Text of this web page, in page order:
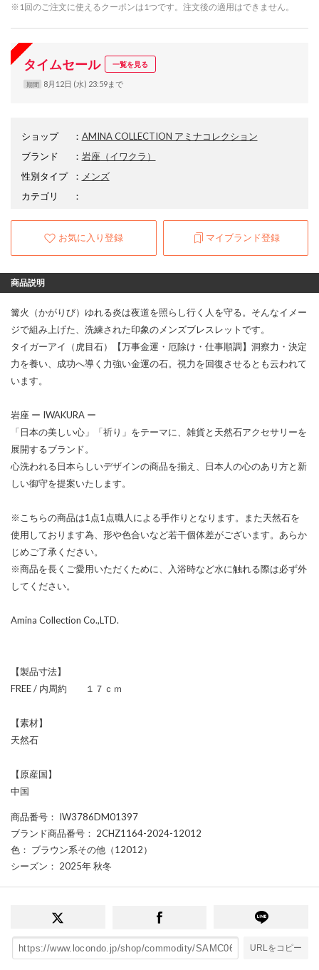
※1回のご注文に使えるクーポンは1つです。注文後の適用はできません。
タイムセール 一覧を見る
期間 8月12日 (水) 23:59まで
ショップ ： AMINA COLLECTION アミナコレクション
ブランド
： 岩座（イワクラ）
性別タイプ
： メンズ
カテゴリ
：
お気に入り登録 マイブランド登録
商品説明
篝火（かがりび）ゆれる炎は夜道を照らし行く人を守る。そんなイメー
ジで組み上げた、洗練された印象のメンズブレスレットです。
タイガーアイ（虎目石）【万事金運・厄除け・仕事順調】洞察力・決定
力を養い、成功へ導く力強い金運の石。視力を回復させるとも云われて
います。
岩座 ー IWAKURA ー
「日本の美しい心」「祈り」をテーマに、雑貨と天然石アクセサリーを
展開するブランド。
心洗われる日本らしいデザインの商品を揃え、日本人の心のあり方と新
しい御守を提案いたします。
※こちらの商品は1点1点職人による手作りとなります。また天然石を
使用しております為、形や色合いなど若干個体差がございます。あらか
じめご了承ください。
※商品を長くご愛用いただくために、入浴時など水に触れる際は必ず外
してください。
Amina Collection Co.,LTD.
【製品寸法】
FREE / 内周約 １７ｃｍ
【素材】
天然石
【原産国】
中国
商品番号 ： IW3786DM01397
ブランド商品番号 ： 2CHZ1164-2024-12012
色 ： ブラウン系その他（12012）
シーズン ： 2025年 秋冬
URLをコピー